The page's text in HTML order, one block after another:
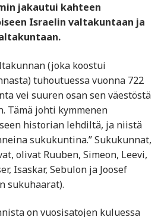
jakautui kahteen
Israelin valtakuntaan ja
(joka koostui
tuhoutuessa vuonna 722
vei suuren osan sen väestöstä
Tämä johti kymmenen
historian lehdiltä, ja niistä
sukukuntina.” Sukukunnat,
olivat Ruuben, Simeon, Leevi,
Isaskar, Sebulon ja Joosef
sukuhaarat).
on vuosisatojen kuluessa